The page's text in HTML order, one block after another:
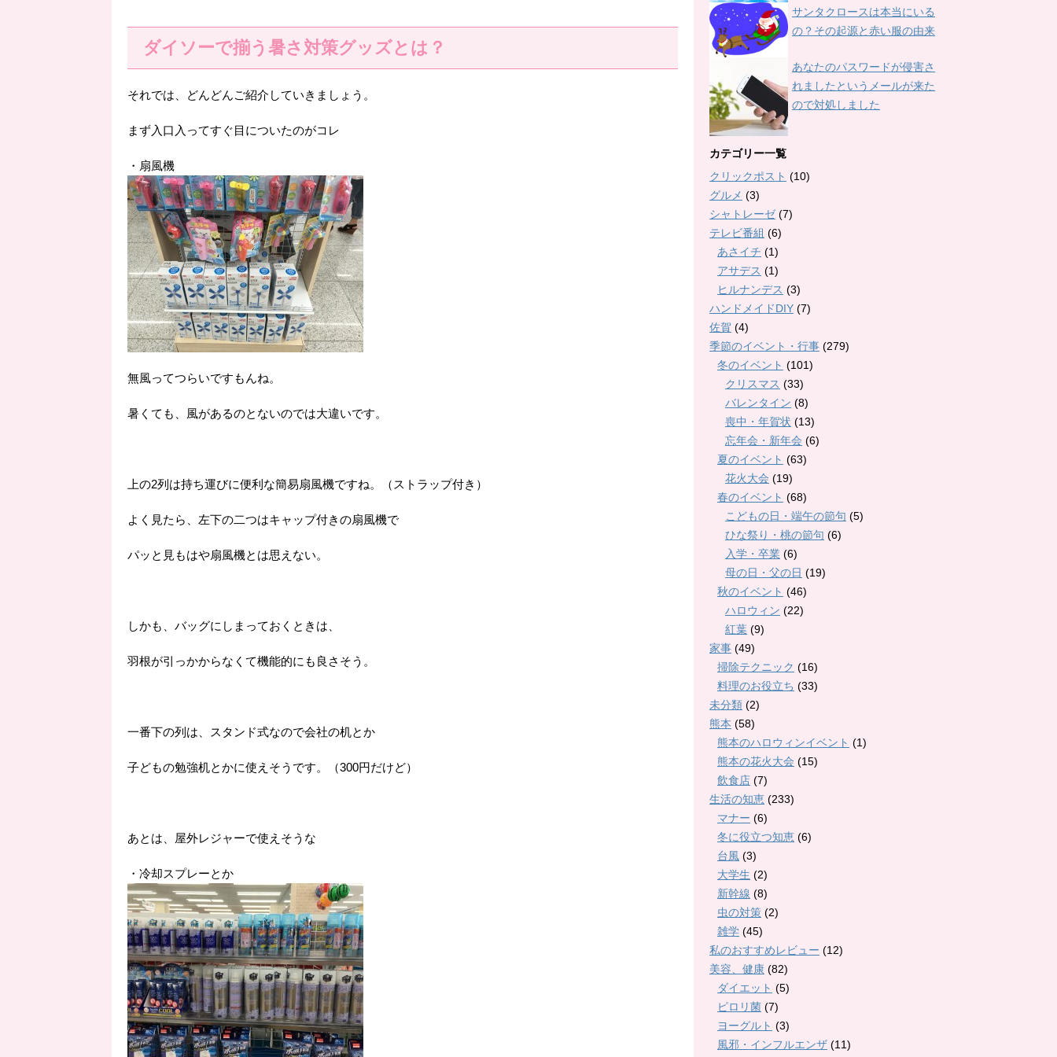
ダイソーで揃う暑さ対策グッズとは？
それでは、どんどんご紹介していきましょう。
まず入口入ってすぐ目についたのがコレ
・扇風機
無風ってつらいですもんね。
暑くても、風があるのとないのでは大違いです。
上の2列は持ち運びに便利な簡易扇風機ですね。（ストラップ付き）
よく見たら、左下の二つはキャップ付きの扇風機で
パッと見もはや扇風機とは思えない。
しかも、バッグにしまっておくときは、
羽根が引っかからなくて機能的にも良さそう。
一番下の列は、スタンド式なので会社の机とか
子どもの勉強机とかに使えそうです。（300円だけど）
あとは、屋外レジャーで使えそうな
・冷却スプレーとか
サンタクロースは本当にいる
の？その起源と赤い服の由来
あなたのパスワードが侵害さ
れましたというメールが来た
ので対処しました
カテゴリー一覧
クリックポスト (10)
グルメ (3)
シャトレーゼ(7)
テレビ番組 (6)
あさイチ (1)
アサデス (1)
ヒルナンデス (3)
ハンドメイドDIY (7)
佐賀 (4)
季節のイベント・行事 (279)
冬のイベント (101)
クリスマス (33)
バレンタイン (8)
喪中・年賀状 (13)
忘年会・新年会 (6)
夏のイベント (63)
花火大会 (19)
春のイベント (68)
こどもの日・端午の節句 (5)
ひな祭り・桃の節句 (6)
入学・卒業 (6)
母の日・父の日 (19)
秋のイベント (46)
ハロウィン (22)
紅葉 (9)
家事 (49)
掃除テクニック (16)
料理のお役立ち (33)
未分類 (2)
熊本 (58)
熊本のハロウィンイベント (1)
熊本の花火大会 (15)
飲食店 (7)
生活の知恵 (233)
マナー (6)
冬に役立つ知恵 (6)
台風 (3)
大学生 (2)
新幹線 (8)
虫の対策 (2)
雑学 (45)
私のおすすめレビュー (12)
美容、健康 (82)
ダイエット (5)
ピロリ菌 (7)
ヨーグルト (3)
風邪・インフルエンザ (11)